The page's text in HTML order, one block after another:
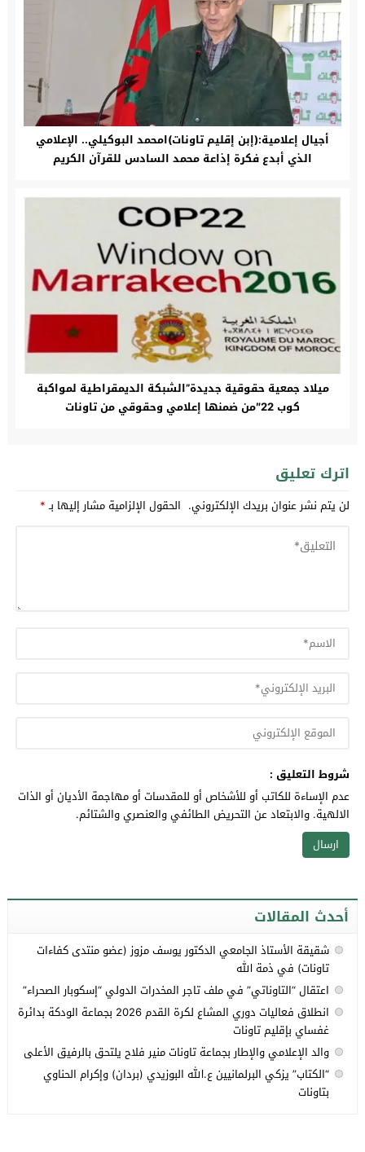
أجيال إعلامية:(إبن إقليم تاونات)امحمد البوكيلي.. الإعلامي
الذي أبدع فكرة إذاعة محمد السادس للقرآن الكريم
ميلاد جمعية حقوقية جديدة”الشبكة الديمقراطية لمواكبة
كوب 22″من ضمنها إعلامي وحقوقي من تاونات
اترك تعليق
لن يتم نشر عنوان بريدك الإلكتروني. الحقول الإلزامية مشار إليها بـ*
شروط التعليق :
عدم الإساءة للكاتب أو للأشخاص أو للمقدسات أو مهاجمة الأديان أو الذات
الالهية. والابتعاد عن التحريض الطائفي والعنصري والشتائم.
أحدث المقالات
شقيقة الأستاذ الجامعي الدكتور يوسف مزوز (عضو منتدى كفاءات
تاونات) في ذمة الله
اعتقال “التاوناتي” في ملف تاجر المخدرات الدولي “إسكوبار الصحراء”
انطلاق فعاليات دوري المشاع لكرة القدم 2026 بجماعة الودكة بدائرة
غفساي بإقليم تاونات
والد الإعلامي والإطار بجماعة تاونات منير فلاح يلتحق بالرفيق الأعلى
“الكتاب” يزكي البرلمانيين ع.الله البوزيدي (بردان) وإكرام الحناوي
بتاونات